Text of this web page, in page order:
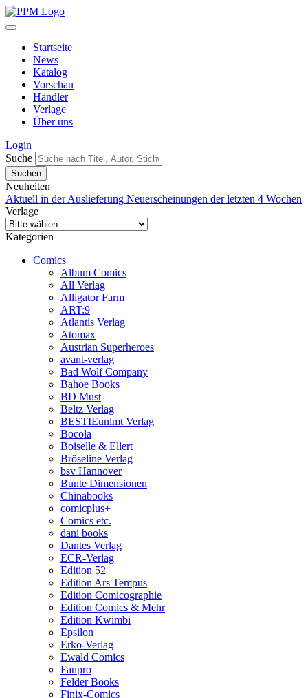
Startseite
News
Katalog
Vorschau
Händler
Verlage
Über uns
Login
Suche
Neuheiten
Aktuell in der Auslieferung Neuerscheinungen der letzten 4 Wochen
Verlage
Kategorien
Comics
Album Comics
All Verlag
Alligator Farm
ART:9
Atlantis Verlag
Atomax
Austrian Superheroes
avant-verlag
Bad Wolf Company
Bahoe Books
BD Must
Beltz Verlag
BESTIEunlmt Verlag
Bocola
Boiselle & Ellert
Bröseline Verlag
bsv Hannover
Bunte Dimensionen
Chinabooks
comicplus+
Comics etc.
dani books
Dantes Verlag
ECR-Verlag
Edition 52
Edition Ars Tempus
Edition Comicographie
Edition Comics & Mehr
Edition Kwimbi
Epsilon
Erko-Verlag
Ewald Comics
Fanpro
Felder Books
Finix-Comics